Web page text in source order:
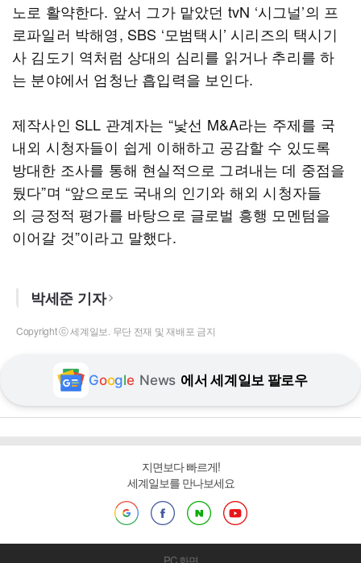
노로 활약한다. 앞서 그가 맡았던 tvN ‘시그널’의 프
로파일러 박해영, SBS ‘모범택시’ 시리즈의 택시기
사 김도기 역처럼 상대의 심리를 읽거나 추리를 하
는 분야에서 엄청난 흡입력을 보인다.
제작사인 SLL 관계자는 “낯선 M&A라는 주제를 국
내외 시청자들이 쉽게 이해하고 공감할 수 있도록
방대한 조사를 통해 현실적으로 그려내는 데 중점을
뒀다”며 “앞으로도 국내의 인기와 해외 시청자들
의 긍정적 평가를 바탕으로 글로벌 흥행 모멘텀을
이어갈 것”이라고 말했다.
박세준 기자
Copyright ⓒ 세계일보. 무단 전재 및 재배포 금지
Google News 에서 세계일보 팔로우
지면보다 빠르게!
세계일보를 만나보세요